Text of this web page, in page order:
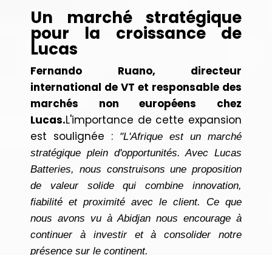
Un marché stratégique
pour la croissance de
Lucas
Fernando Ruano, directeur
international de VT et responsable des
marchés non européens chez
Lucas.L'importance de cette expansion
est soulignée :
"L'Afrique est un marché
stratégique plein d'opportunités. Avec Lucas
Batteries, nous construisons une proposition
de valeur solide qui combine innovation,
fiabilité et proximité avec le client. Ce que
nous avons vu à Abidjan nous encourage à
continuer à investir et à consolider notre
présence sur le continent.